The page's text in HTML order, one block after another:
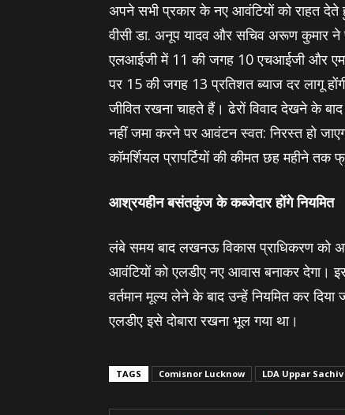
अपने सभी प्रकार के नए आवंटियों को राहत देते
वीसी डा. अनूप यादव और सचिव अरूण कुमार ने
एलआईजी में 11 की जगह 10 एचआईजी और
पर 15 की जगह 13 प्रतिशत ब्‍याज दर लागू
जीवित रखना चाहते हैं। ढेरों विवाद देखने के
नहीं जमा करने पर आवंटन स्‍वत: निरस्‍त हो
कॉ‍मर्शियल प्रापर्टियों की कीमत छह महीने तक
आश्रयहीन बसंतकुंज के कब्‍जेदार होंगे नियमित
लंबे समय बाद लखनऊ विकास प्राधिकरण को
आवंटियों को एलडीए नए आवास बनाकर देगा।
वर्तमान मूल्‍य लेने के बाद उन्‍हें नियमित कर
एलडीए इसे दोबारा रखना भूल गया था।
TAGS Comisnor Lucknow LDA Uppar Sachiv